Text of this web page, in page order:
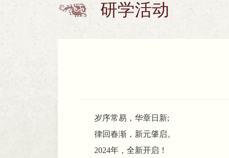
 研学活动
岁序常易，华章日新;
律回春渐，新元肇启。
2024年 ， 全新开启！